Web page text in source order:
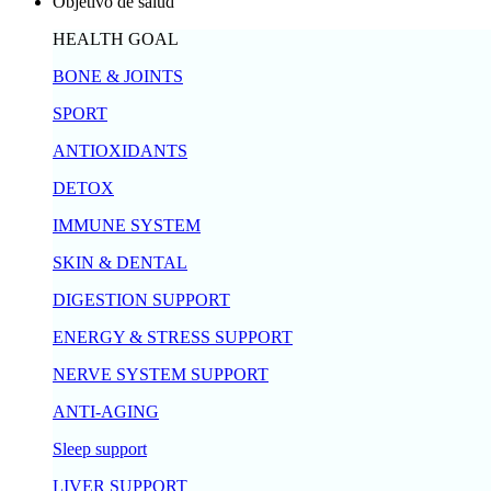
HEALTH GOAL
BONE & JOINTS
SPORT
ANTIOXIDANTS
DETOX
IMMUNE SYSTEM
SKIN & DENTAL
DIGESTION SUPPORT
ENERGY & STRESS SUPPORT
NERVE SYSTEM SUPPORT
ANTI-AGING
Sleep support
LIVER SUPPORT